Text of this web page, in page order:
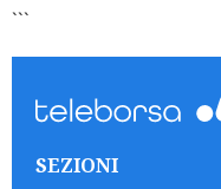
```
SEZIONI